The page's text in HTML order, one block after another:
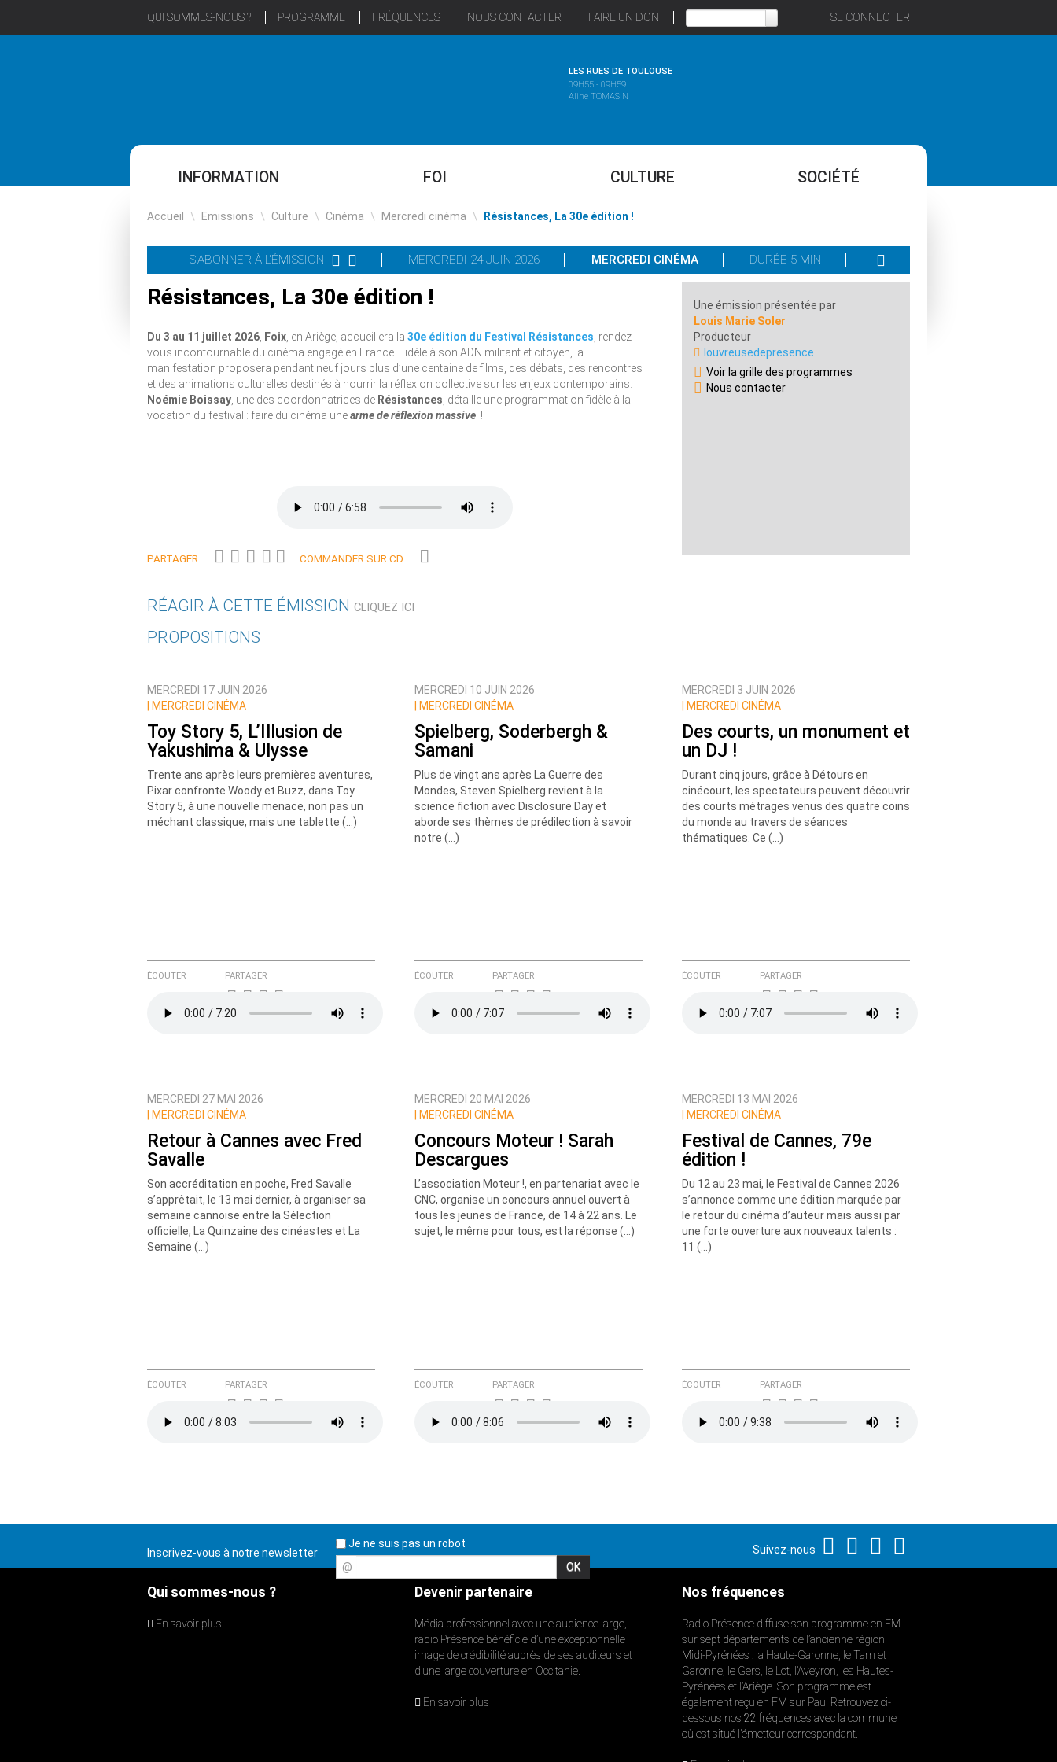
QUI SOMMES-NOUS ? PROGRAMME FRÉQUENCES NOUS CONTACTER FAIRE UN DON SE CONNECTER
LES RUES DE TOULOUSE
09H55 - 09H59
Aline TOMASIN
INFORMATION FOI CULTURE SOCIÉTÉ
Accueil \ Emissions \ Culture \ Cinéma \ Mercredi cinéma \ Résistances, La 30e édition !
S'ABONNER À L'ÉMISSION MERCREDI 24 JUIN 2026 MERCREDI CINÉMA DURÉE 5 MIN
Résistances, La 30e édition !
Du 3 au 11 juillet 2026 Foix , en Ariège, accueillera la 30e édition du Festival Résistances , rendez-
vous incontournable du cinéma engagé en France. Fidèle à son ADN militant et citoyen, la
manifestation proposera pendant neuf jours plus d’une centaine de films, des débats, des rencontres
et des animations culturelles destinés à nourrir la réflexion collective sur les enjeux contemporains.
Noémie Boissay , une des coordonnatrices de Résistances , détaille une programmation fidèle à la
vocation du festival : faire du cinéma unearme de réflexion massive !
PARTAGER COMMANDER SUR CD
Une émission présentée par
Louis Marie Soler
Producteur
louvreusedepresence
Voir la grille des programmes
Nous contacter
RÉAGIR À CETTE ÉMISSION CLIQUEZ ICI
Nom
Ajoutez votre commentaire ici
Prévenez-moi de tous les nouveaux commentaires de cette discussion par email
PROPOSITIONS
MERCREDI 17 JUIN 2026
MERCREDI CINÉMA
Toy Story 5, L’Illusion de
Yakushima & Ulysse
Trente ans après leurs premières aventures,
Pixar confronte Woody et Buzz, dans Toy
Story 5, à une nouvelle menace, non pas un
méchant classique, mais une tablette (…)
ÉCOUTER PARTAGER
MERCREDI 10 JUIN 2026
MERCREDI CINÉMA
Spielberg, Soderbergh &
Samani
Plus de vingt ans après La Guerre des
Mondes, Steven Spielberg revient à la
science fiction avec Disclosure Day et
aborde ses thèmes de prédilection à savoir
notre (…)
ÉCOUTER PARTAGER
MERCREDI 3 JUIN 2026
MERCREDI CINÉMA
Des courts, un monument et
un DJ !
Durant cinq jours, grâce à Détours en
cinécourt, les spectateurs peuvent découvrir
des courts métrages venus des quatre coins
du monde au travers de séances
thématiques. Ce (…)
ÉCOUTER PARTAGER
MERCREDI 27 MAI 2026
MERCREDI CINÉMA
Retour à Cannes avec Fred
Savalle
Son accréditation en poche, Fred Savalle
s’apprêtait, le 13 mai dernier, à organiser sa
semaine cannoise entre la Sélection
officielle, La Quinzaine des cinéastes et La
Semaine (…)
ÉCOUTER PARTAGER
MERCREDI 20 MAI 2026
MERCREDI CINÉMA
Concours Moteur ! Sarah
Descargues
L’association Moteur !, en partenariat avec le
CNC, organise un concours annuel ouvert à
tous les jeunes de France, de 14 à 22 ans. Le
sujet, le même pour tous, est la réponse (…)
ÉCOUTER PARTAGER
MERCREDI 13 MAI 2026
MERCREDI CINÉMA
Festival de Cannes, 79e
édition !
Du 12 au 23 mai, le Festival de Cannes 2026
s’annonce comme une édition marquée par
le retour du cinéma d’auteur mais aussi par
une forte ouverture aux nouveaux talents :
11 (…)
ÉCOUTER PARTAGER
Inscrivez-vous à notre newsletter
Je ne suis pas un robot
@
Suivez-nous
Qui sommes-nous ?
En savoir plus
Devenir partenaire
Média professionnel avec une audience large,
radio Présence bénéficie d’une exceptionnelle
image de crédibilité auprès de ses auditeurs et
d’une large couverture en Occitanie.
En savoir plus
Nos fréquences
Radio Présence diffuse son programme en FM
sur sept départements de l’ancienne région
Midi-Pyrénées : la Haute-Garonne, le Tarn et
Garonne, le Gers, le Lot, l’Aveyron, les Hautes-
Pyrénées et l’Ariège. Son programme est
également reçu en FM sur Pau. Retrouvez ci-
dessous nos 22 fréquences avec la commune
où est situé l’émetteur correspondant.